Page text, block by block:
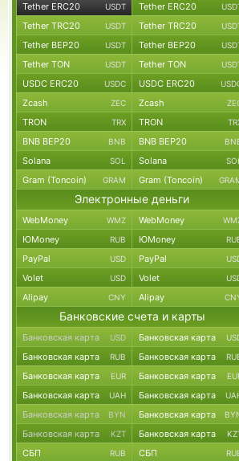
Tether ERC20 USDT Tether ERC20
Tether TRC20 USDT Tether TRC20
Tether BEP20 USDT Tether BEP20
Tether TON USDT Tether TON
USDC ERC20 USDC USDC ERC20
Zcash ZEC Zcash
TRON TRX TRON
BNB BEP20 BNB BNB BEP20
Solana SOL Solana SOL
Gram (Toncoin) GRAM Gram (Toncoin)
Электронные деньги
WebMoney WMZ WebMoney
ЮMoney RUB ЮMoney
PayPal USD PayPal
Volet USD Volet
Alipay CNY Alipay
Банковские счета и карты
Банковская карта USD Банковская карта
Банковская карта RUB Банковская карта
Банковская карта EUR Банковская карта
Банковская карта UAH Банковская карта
Банковская карта BYN Банковская карта
Банковская карта KZT Банковская карта
СБП RUB СБП